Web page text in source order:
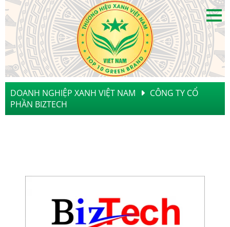
DOANH NGHIỆP XANH VIỆT NAM
CÔNG TY CỔ
PHẦN BIZTECH